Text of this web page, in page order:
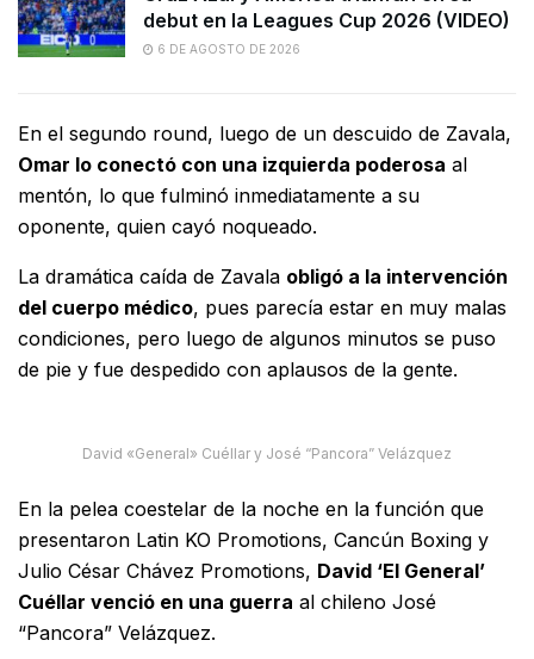
debut en la Leagues Cup 2026 (VIDEO)
6 DE AGOSTO DE 2026
En el segundo round, luego de un descuido de Zavala,
Omar lo conectó con una izquierda poderosa al
mentón, lo que fulminó inmediatamente a su
oponente, quien cayó noqueado.
La dramática caída de Zavala obligó a la intervención
del cuerpo médico, pues parecía estar en muy malas
condiciones, pero luego de algunos minutos se puso
de pie y fue despedido con aplausos de la gente.
David «General» Cuéllar y José “Pancora” Velázquez
En la pelea coestelar de la noche en la función que
presentaron Latin KO Promotions, Cancún Boxing y
Julio César Chávez Promotions, David ‘El General’
Cuéllar venció en una guerra al chileno José
“Pancora” Velázquez.